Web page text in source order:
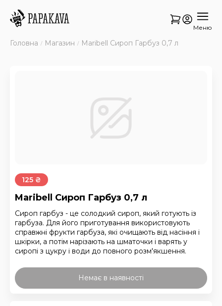
Меню
Головна Магазин Maribell Сироп Гарбуз 0,7 л
125 ₴
Maribell Сироп Гарбуз 0,7 л
Сироп гарбуз - це солодкий сироп, який готують із
гарбуза. Для його приготування використовують
справжні фрукти гарбуза, які очищають від насіння і
шкірки, а потім нарізають на шматочки і варять у
сиропі з цукру і води до повного розм'якшення.
Немає в наявності